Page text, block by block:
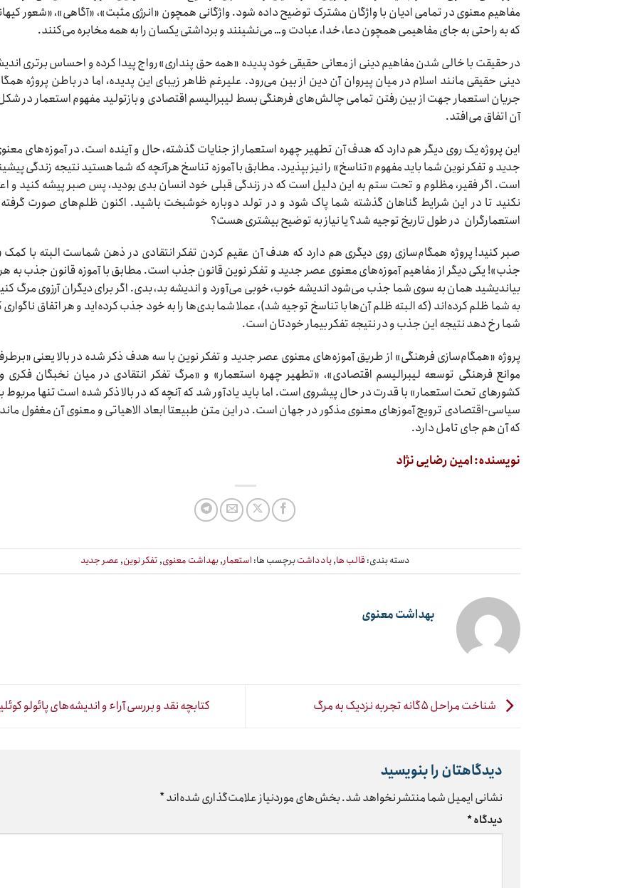
مفاهیم معنوی در تمامی ادیان با واژگان مشترک توضیح داده شود. واژگانی همچون «انرژی مثبت»، «آگاهی»، «شعور
که به راحتی به جای مفاهیمی همچون دعا، خدا، عبادت و… می‌نشینند و برداشتی یکسان را به همه مخابره می‌کنند.
در حقیقت با خالی شدن مفاهیم دینی از معانی حقیقی خود پدیده «همه حق پنداری» رواج پیدا کرده و احساس برتری
دینی حقیقی مانند اسلام در میان پیروان آن دین از بین می‌رود. علیرغم ظاهر زیبای این پدیده، اما در باطن پروژه
جریان استعمار جهت از بین رفتن تمامی چالش‌های فرهنگی بسط لیبرالیسم اقتصادی و بازتولید مفهوم استعمار در
آن اتفاق می‌افتد.
این پروژه یک روی دیگر هم دارد که هدف آن تطهیر چهره استعمار از جنایات گذشته، حال و آینده است. در آموزه‌های
جدید و تفکر نوین شما باید مفهوم «تناسخ» را نیز بپذیرد. مطابق با آموزه تناسخ هرآنچه که شما هستید نتیجه زندگی
است. اگر فقیر، مظلوم و تحت ستم به این دلیل است که در زندگی قبلی خود انسان بدی بودید، پس صبر پیشه کنید و
نکنید تا در این شرایط گناهان گذشته شما پاک شود و در تولد دوباره خوشبخت باشید. اکنون ظلم‌های صورت
استعمارگران در طول تاریخ توجیه شد؟ یا نیاز به توضیح بیشتری هست؟
صبر کنید! پروژه همگام‌سازی روی دیگری هم دارد که هدف آن عقیم کردن تفکر انتقادی در ذهن شماست البته با کمک
جذب»! یکی دیگر از مفاهیم آموزه‌های معنوی عصر جدید و تفکر نوین قانون جذب است. مطابق با آموزه قانون جذب به
بیاندیشید همان به سوی شما جذب می‌شود اندیشه خوب، خوبی می‌آورد و اندیشه بد، بدی. اگر برای دیگران آرزوی مرگ
به شما ظلم کرده‌اند (که البته ظلم آن‌ها با تناسخ توجیه شد)، عملا شما بدی‌ها را به خود جذب کرده‌اید و هر اتفاق ناگواری
شما رخ دهد نتیجه این جذب و در نتیجه تفکر بیمار خودتان است.
پروژه «همگام‌سازی فرهنگی» از طریق آموزه‌های معنوی عصر جدید و تفکر نوین با سه هدف ذکر شده در بالا یعنی
موانع فرهنگی توسعه لیبرالیسم اقتصادی»، «تطهیر چهره استعمار» و «مرگ تفکر انتقادی در میان نخبگان فکری و
کشورهای تحت استعمار» با قدرت در حال پیشروی است. اما باید یادآور شد که آنچه که در بالا ذکر شده است تنها مربوط
سیاسی-اقتصادی ترویج آموزهای معنوی مذکور در جهان است. در این متن طبیعتا ابعاد الاهیاتی و معنوی آن مغفول
که آن هم جای تامل دارد.
نویسنده: امین رضایی نژاد
دسته بندی: قالب ها,یادداشتبرچسب ها: استعمار,بهداشت معنوی,تفکر نوین,عصر جدید
بهداشت معنوی
شناخت مراحل ۵گانه تجربه نزدیک به مرگ کتابچه نقد و بررسی آراء و اندیشه‌های پائولو
دیدگاهتان را بنویسید
نشانی ایمیل شما منتشر نخواهد شد.بخش‌های موردنیاز علامت‌گذاری شده‌اند*
دیدگاه*